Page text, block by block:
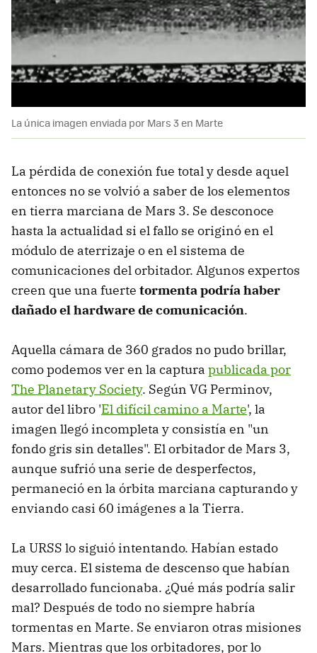
La única imagen enviada por Mars 3 en Marte
La pérdida de conexión fue total y desde aquel
entonces no se volvió a saber de los elementos
en tierra marciana de Mars 3. Se desconoce
hasta la actualidad si el fallo se originó en el
módulo de aterrizaje o en el sistema de
comunicaciones del orbitador. Algunos expertos
creen que una fuerte tormenta podría haber
dañado el hardware de comunicación.
Aquella cámara de 360 grados no pudo brillar,
como podemos ver en la captura publicada por
The Planetary Society. Según VG Perminov,
autor del libro 'El difícil camino a Marte', la
imagen llegó incompleta y consistía en "un
fondo gris sin detalles". El orbitador de Mars 3,
aunque sufrió una serie de desperfectos,
permaneció en la órbita marciana capturando y
enviando casi 60 imágenes a la Tierra.
La URSS lo siguió intentando. Habían estado
muy cerca. El sistema de descenso que habían
desarrollado funcionaba. ¿Qué más podría salir
mal? Después de todo no siempre habría
tormentas en Marte. Se enviaron otras misiones
Mars. Mientras que los orbitadores, por lo